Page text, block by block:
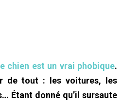
chien est un vrai phobique.
de tout : les voitures, les
Étant donné qu’il sursaute